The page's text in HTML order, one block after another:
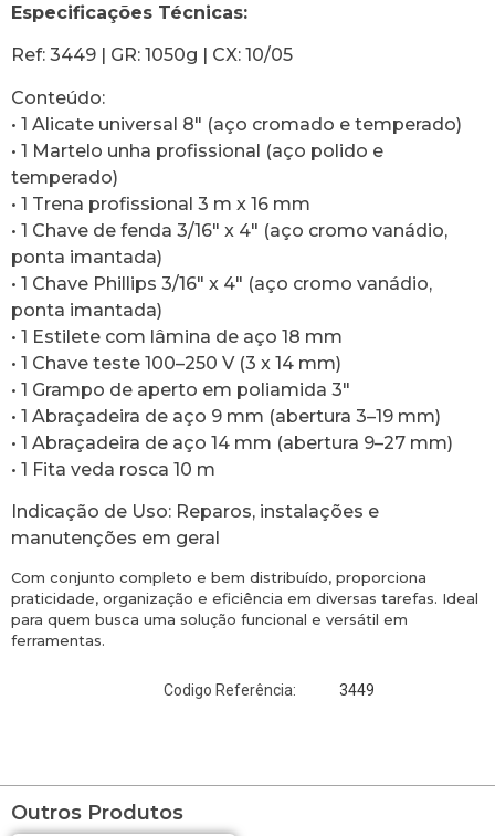
Especificações Técnicas:
Ref: 3449 | GR: 1050g | CX: 10/05
Conteúdo:
• 1 Alicate universal 8″ (aço cromado e temperado)
• 1 Martelo unha profissional (aço polido e
temperado)
• 1 Trena profissional 3 m x 16 mm
• 1 Chave de fenda 3/16″ x 4″ (aço cromo vanádio,
ponta imantada)
• 1 Chave Phillips 3/16″ x 4″ (aço cromo vanádio,
ponta imantada)
• 1 Estilete com lâmina de aço 18 mm
• 1 Chave teste 100–250 V (3 x 14 mm)
• 1 Grampo de aperto em poliamida 3″
• 1 Abraçadeira de aço 9 mm (abertura 3–19 mm)
• 1 Abraçadeira de aço 14 mm (abertura 9–27 mm)
• 1 Fita veda rosca 10 m
Indicação de Uso: Reparos, instalações e
manutenções em geral
Com conjunto completo e bem distribuído, proporciona
praticidade, organização e eficiência em diversas tarefas. Ideal
para quem busca uma solução funcional e versátil em
ferramentas.
Codigo Referência: 3449
Outros Produtos